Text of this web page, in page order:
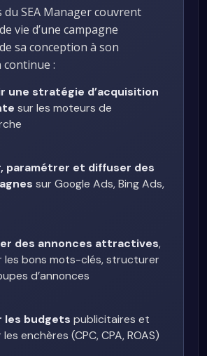
du SEA Manager couvrent
vie d’une campagne
sa conception à son
:
une stratégie d’acquisition
sur les moteurs de
paramétrer et diffuser des
sur Google Ads, Bing Ads,
des annonces attractives,
les bons mots-clés, structurer
d’annonces
les budgets publicitaires et
enchères (CPC, CPA, ROAS)